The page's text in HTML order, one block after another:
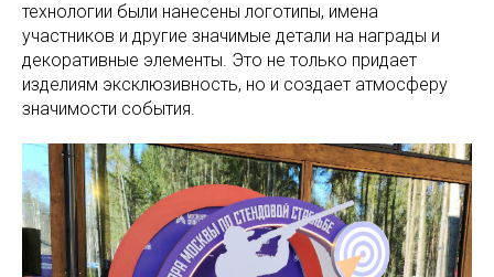
технологии были нанесены логотипы, имена
участников и другие значимые детали на награды и
декоративные элементы. Это не только придает
изделиям эксклюзивность, но и создает атмосферу
значимости события.